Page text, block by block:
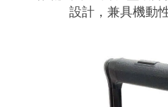
設計，兼具機動